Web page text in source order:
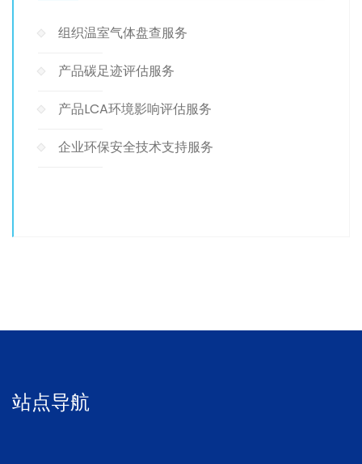
组织温室气体盘查服务
产品碳足迹评估服务
产品LCA环境影响评估服务
企业环保安全技术支持服务
站点导航